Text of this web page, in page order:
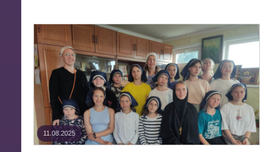
11.08.2025